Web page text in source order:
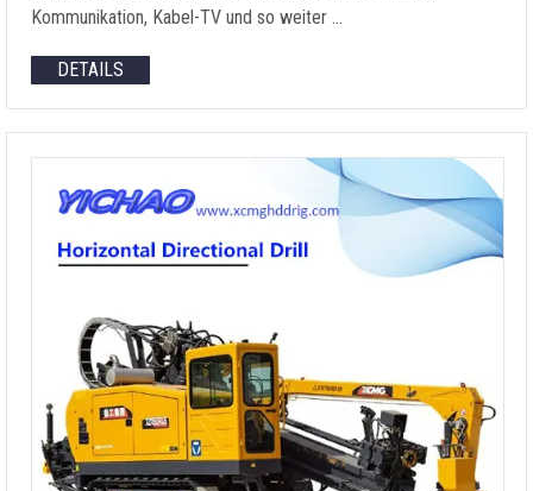
Kommunikation, Kabel-TV und so weiter …
DETAILS